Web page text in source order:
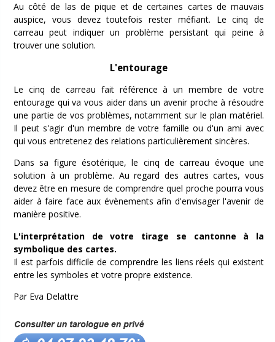
Au côté de las de pique et de certaines cartes de mauvais
auspice, vous devez toutefois rester méfiant. Le cinq de
carreau peut indiquer un problème persistant qui peine à
trouver une solution.
L'entourage
Le cinq de carreau fait référence à un membre de votre
entourage qui va vous aider dans un avenir proche à résoudre
une partie de vos problèmes, notamment sur le plan matériel.
Il peut s'agir d'un membre de votre famille ou d'un ami avec
qui vous entretenez des relations particulièrement sincères.
Dans sa figure ésotérique, le cinq de carreau évoque une
solution à un problème. Au regard des autres cartes, vous
devez être en mesure de comprendre quel proche pourra vous
aider à faire face aux évènements afin d'envisager l'avenir de
manière positive.
L'interprétation de votre tirage se cantonne à la
symbolique des cartes.
Il est parfois difficile de comprendre les liens réels qui existent
entre les symboles et votre propre existence.
Par Eva Delattre